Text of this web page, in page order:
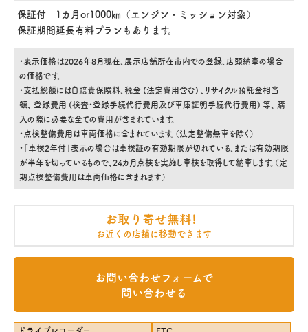
保証付 1カ月or1000㎞（エンジン・ミッション対象）
保証期間延長有料プランもあります。
・表示価格は2026年8月現在、展示店舗所在市内での登録、店頭納車の場合
の価格です。
・支払総額には自賠責保険料、税金 (法定費用含む) 、リサイクル預託金相当
額、 登録費用 (検査・登録手続代行費用及び車庫証明手続代行費用) 等、 購
入の際に必要な全ての費用が含まれています。
・点検整備費用は車両価格に含まれています。（法定整備無車を除く）
・「車検2年付」表示の場合は車検証の有効期限が切れている、または有効期限
が半年を切っているもので、24カ月点検を実施し車検を取得して納車します。（定
期点検整備費用は車両価格に含まれます）
お取り寄せ無料!
お近くの店舗に移動できます
お問い合わせフォームで
問い合わせる